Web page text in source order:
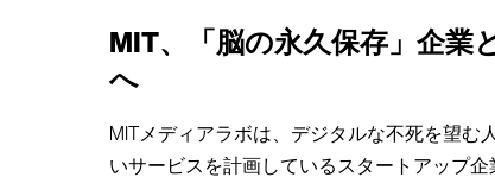
MIT、「脳の永久保存」企業
へ
MITメディアラボは、デジタルな不死を望む
いサービスを計画しているスタートアップ